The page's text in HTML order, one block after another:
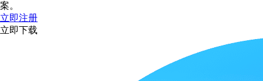
案。
立即注册
立即下载